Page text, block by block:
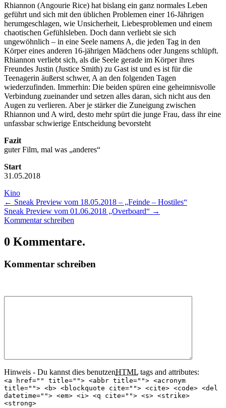
Rhiannon (Angourie Rice) hat bislang ein ganz normales Leben
geführt und sich mit den üblichen Problemen einer 16-Jährigen
herumgeschlagen, wie Unsicherheit, Liebesproblemen und einem
chaotischen Gefühlsleben. Doch dann verliebt sie sich
ungewöhnlich – in eine Seele namens A, die jeden Tag in den
Körper eines anderen 16-jährigen Mädchens oder Jungens schlüpft.
Rhiannon verliebt sich, als die Seele gerade im Körper ihres
Freundes Justin (Justice Smith) zu Gast ist und es ist für die
Teenagerin äußerst schwer, A an den folgenden Tagen
wiederzufinden. Immerhin: Die beiden spüren eine geheimnisvolle
Verbindung zueinander und setzen alles daran, sich nicht aus den
Augen zu verlieren. Aber je stärker die Zuneigung zwischen
Rhiannon und A wird, desto mehr spürt die junge Frau, dass ihr eine
unfassbar schwierige Entscheidung bevorsteht
Fazit
guter Film, mal was „anderes“
Start
31.05.2018
Kino
← Sneak Preview vom 18.05.2018 – „Feinde – Hostiles“
Sneak Preview vom 01.06.2018 „Overboard“ →
Kommentar schreiben
0 Kommentare.
Kommentar schreiben
Hinweis - Du kannst dies benutzenHTML tags and attributes:
<a href="" title=""> <abbr title=""> <acronym
title=""> <b> <blockquote cite=""> <cite> <code> <del
datetime=""> <em> <i> <q cite=""> <s> <strike>
<strong>